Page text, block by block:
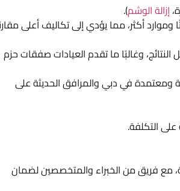
إزالة الوشم).
أكثر، مما يؤدي إلى تكاليف أعلى
وغالبًا ما تقدم العيادات صفقات حزم
ومعتمدة في دبي والمرافق الحديثة على
على التكلفة.
مع فريق من الخبراء والمتخصصين لضمان